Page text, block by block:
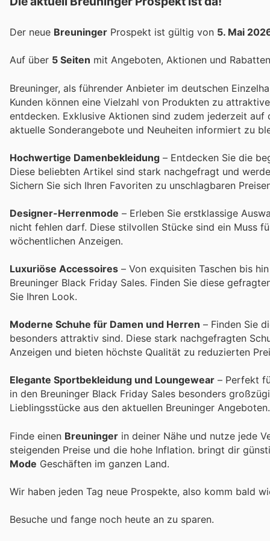
Der neue Breuninger Prospekt ist gültig von 5. Mai
Auf über 5 Seiten mit Angeboten, Aktionen und
Breuninger, als führender Anbieter im deutschen
Kunden können eine Vielzahl von Produkten zu
entdecken. Exklusive Aktionen sind zudem jederzeit
aktuelle Sonderangebote und Neuheiten informiert zu
Hochwertige Damenbekleidung – Entdecken Sie die
Diese beliebten Artikel sind stark nachgefragt und
Sichern Sie sich Ihren Favoriten zu unschlagbaren
Designer-Herrenmode – Erleben Sie erstklassige
nicht fehlen darf. Diese stilvollen Stücke sind ein Muss
wöchentlichen Anzeigen.
Luxuriöse Accessoires – Von exquisiten Taschen bis
Breuninger Black Friday Sales. Finden Sie diese
Sie Ihren Look.
Moderne Schuhe für Damen und Herren – Finden Sie
besonders attraktiv sind. Diese stark nachgefragten
Anzeigen und bieten höchste Qualität zu reduzierten
Elegante Sportbekleidung und Loungewear – Perfekt
in den Breuninger Black Friday Sales besonders
Lieblingsstücke aus den aktuellen Breuninger Angeboten.
Finde einen Breuninger in deiner Nähe und nutze jede
steigenden Preise und die hohe Inflation. bringt dir
Mode Geschäften im ganzen Land.
Wir haben jeden Tag neue Prospekte, also komm bald
Besuche und fange noch heute an zu sparen.